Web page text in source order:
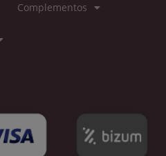
Complementos